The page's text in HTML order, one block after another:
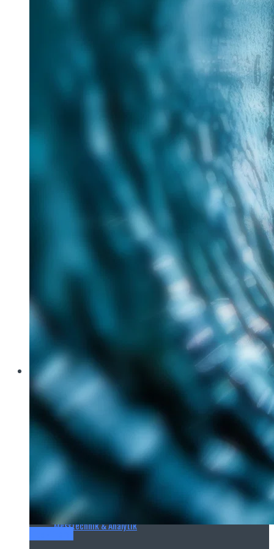
Im Rahmen des Messe-Mottos „Lösungen für eine
verantwortungsvolle Zukunft“ hat Tracto auf der IFAT
nachhaltige Verfahren für die zukunftsorientierte
Aquatech Amsterdam
Brau Beviale
Hannover Messe
IFAT
E‑Mag
Wasseraufbereitung
Wasserbehandlung
Wasserinfrastruktur
Anlagen & Komponenten
Messtechnik & Analytik